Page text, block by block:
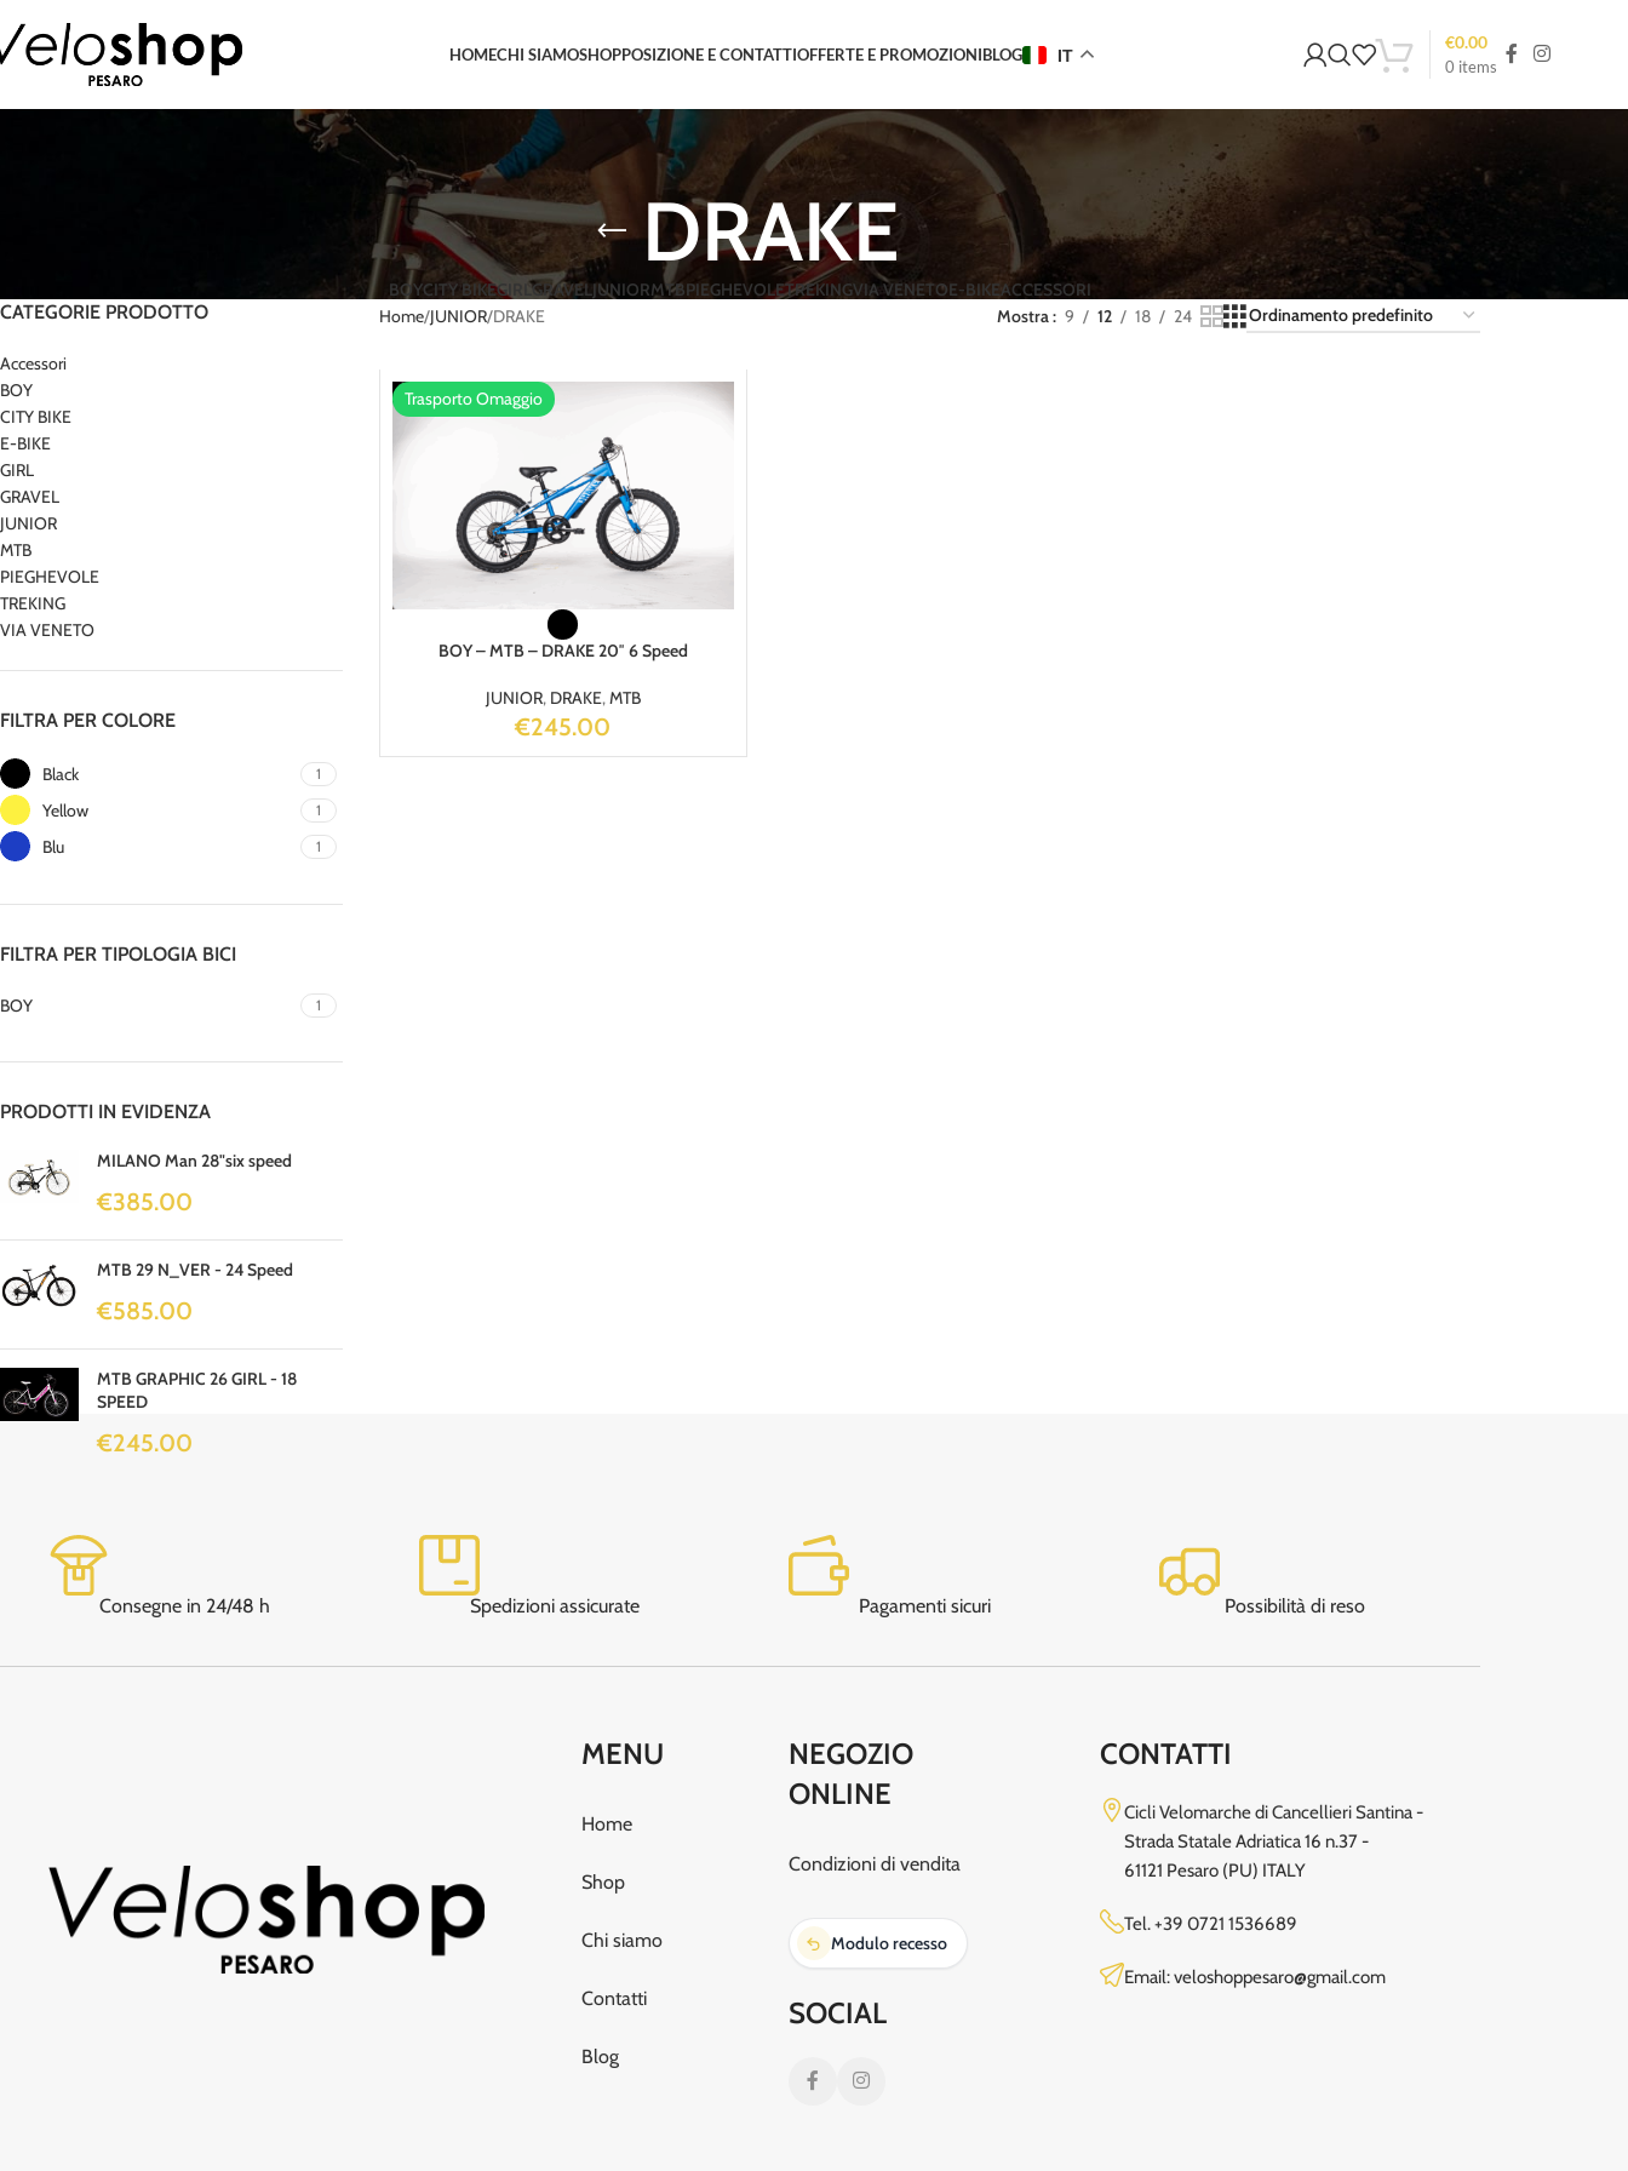
HOMECHI SIAMOSHOPPOSIZIONE E CONTATTIOFFERTE E PROMOZIONIBLOG IT
0 items
€0.00
DRAKE
BOYCITY BIKEGIRLGRAVELJUNIORMTBPIEGHEVOLETREKINGVIA VENETOE-BIKEACCESSORI
CATEGORIE PRODOTTO
Accessori
BOY
CITY BIKE
E-BIKE
GIRL
GRAVEL
JUNIOR
MTB
PIEGHEVOLE
TREKING
VIA VENETO
FILTRA PER COLORE
Black 1
Yellow 1
Blu 1
FILTRA PER TIPOLOGIA BICI
BOY 1
PRODOTTI IN EVIDENZA
MILANO Man 28"six speed
€385.00
MTB 29 N_VER - 24 Speed
€585.00
MTB GRAPHIC 26 GIRL - 18
SPEED
€245.00
Home JUNIOR DRAKE Mostra 9 12 18 24
Trasporto Omaggio
BOY – MTB – DRAKE 20″ 6 Speed
JUNIOR, DRAKE,MTB
€245.00
Consegne in 24/48 h Spedizioni assicurate Pagamenti sicuri Possibilità di reso
MENU
Home
Shop
Chi siamo
Contatti
Blog
NEGOZIO
ONLINE
Condizioni di vendita
Modulo recesso
SOCIAL
CONTATTI
Cicli Velomarche di Cancellieri Santina -
Strada Statale Adriatica 16 n.37 -
61121 Pesaro (PU) ITALY
Tel.+39 0721 1536689
Email: veloshoppesaro@gmail.com